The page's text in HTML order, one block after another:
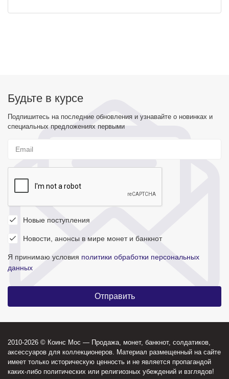
Будьте в курсе
Подпишитесь на последние обновления и узнавайте о новинках и
специальных предложениях первыми
Новые поступления
Новости, анонсы в мире монет и банкнот
Я принимаю условия политики обработки персональных
данных
2010-2026 © Коинс Мос — Продажа, монет, банкнот, солдатиков,
аксессуаров для коллекционеров. Материал размещенный на сайте
имеет только историческую ценность и не является пропагандой
каких-либо политических или религиозных убеждений и взглядов!